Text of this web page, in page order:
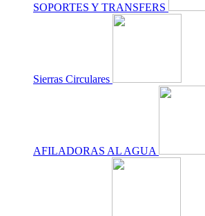
SOPORTES Y TRANSFERS
Sierras Circulares
AFILADORAS AL AGUA